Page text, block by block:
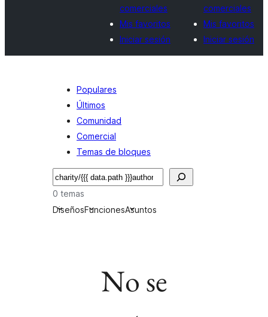
comerciales
Mis favoritos
Iniciar sesión
comerciales
Mis favoritos
Iniciar sesión
Populares
Últimos
Comunidad
Comercial
Temas de bloques
Buscar
0 temas
DiseñosFuncionesAsuntos
No se